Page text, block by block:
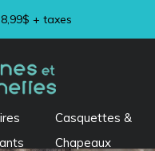
Casquettes &
Chapeaux
!